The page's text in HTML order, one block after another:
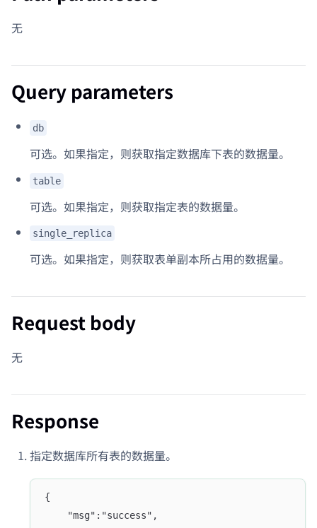
无
Query parameters
db
可选。如果指定，则获取指定数据库下表的数据量。
table
可选。如果指定，则获取指定表的数据量。
single_replica
可选。如果指定，则获取表单副本所占用的数据量。
Request body
无
Response
指定数据库所有表的数据量。
{
    "msg":"success",